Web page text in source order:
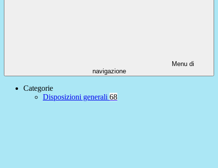
Menu di
navigazione
Categorie
Disposizioni generali 68